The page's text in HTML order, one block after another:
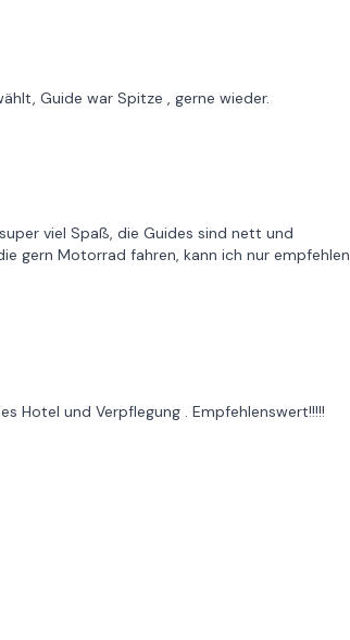
Guide war Spitze , gerne wieder.
viel Spaß, die Guides sind nett und
gern Motorrad fahren, kann ich nur empfehlen
Hotel und Verpflegung . Empfehlenswert!!!!!